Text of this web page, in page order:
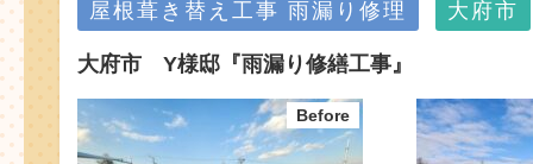
屋根葺き替え工事 雨漏り修理 大府市
大府市 Y様邸『雨漏り修繕工事』